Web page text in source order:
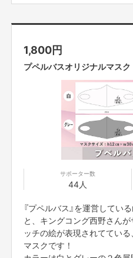
「出る杭は打たれる」という言葉が
そんな時、周りにいる挑戦をしてい
出来ています！
そんな仲間に自分も出来ることをし
そして自分も初めての試み(クラウド
最終的にはとりあえずやってみよう
を切りたいと思います！
このグッズに描かれているプペルバ
と、キングコング西野さんが手描き
わせたものだそうです。
そんな想いの詰まったプペルバスグッ
コロナウィルスの影響で４００万円
『プペルバス』を全力で応援したいと
願いいたします。
1,800円
プペルバスオリジナルマスク
サポーター数
44人
『プペルバス』を運営してい
と、キングコング西野さん
ッチの絵が表現されててい
マスクです！